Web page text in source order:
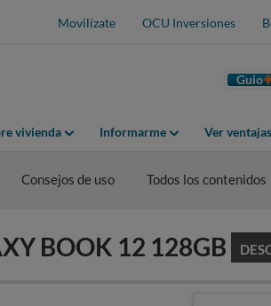
Movilízate OCU Inversiones
Guio
vivienda Informarme Ver
Consejos de uso Todos los contenidos
BOOK 12 128GB